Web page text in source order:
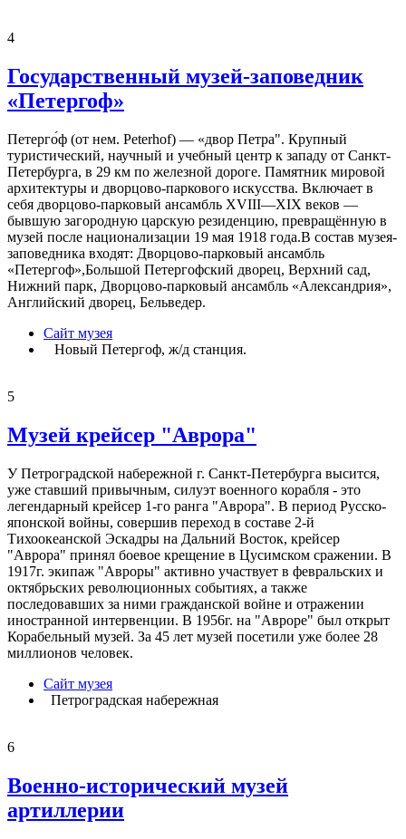
4
Государственный музей-заповедник
«Петергоф»
Петерго́ф (от нем. Peterhof) — «двор Петра". Крупный
туристический, научный и учебный центр к западу от Санкт-
Петербурга, в 29 км по железной дороге. Памятник мировой
архитектуры и дворцово-паркового искусства. Включает в
себя дворцово-парковый ансамбль XVIII—XIX веков —
бывшую загородную царскую резиденцию, превращённую в
музей после национализации 19 мая 1918 года.В состав музея-
заповедника входят: Дворцово-парковый ансамбль
«Петергоф»,Большой Петергофский дворец, Верхний сад,
Нижний парк, Дворцово-парковый ансамбль «Александрия»,
Английский дворец, Бельведер.
Сайт музея
Новый Петергоф, ж/д станция.
5
Музей крейсер "Аврора"
У Петроградской набережной г. Санкт-Петербурга высится,
уже ставший привычным, силуэт военного корабля - это
легендарный крейсер 1-го ранга "Аврора". В период Русско-
японской войны, совершив переход в составе 2-й
Тихоокеанской Эскадры на Дальний Восток, крейсер
"Аврора" принял боевое крещение в Цусимском сражении. В
1917г. экипаж "Авроры" активно участвует в февральских и
октябрьских революционных событиях, а также
последовавших за ними гражданской войне и отражении
иностранной интервенции. В 1956г. на "Авроре" был открыт
Корабельный музей. За 45 лет музей посетили уже более 28
миллионов человек.
Сайт музея
Петроградская набережная
6
Военно-исторический музей
артиллерии